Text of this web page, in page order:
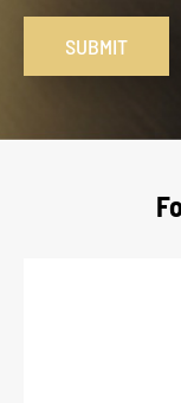
SUBMIT